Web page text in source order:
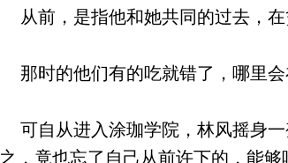
从前，是指他和她共同的过去，在
那时的他们有的吃就错了，哪里会
可自从进入涂珈学院，林风摇身一
之，竟也忘了自己从前许下的，能够